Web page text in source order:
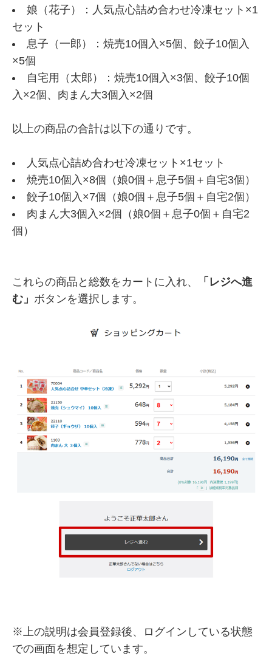
娘（花子）：人気点心詰め合わせ冷凍セット×1
セット
息子（一郎）：焼売10個入×5個、餃子10個入
×5個
自宅用（太郎）：焼売10個入×3個、餃子10個
入×2個、肉まん大3個入×2個
以上の商品の合計は以下の通りです。
人気点心詰め合わせ冷凍セット×1セット
焼売10個入×8個（娘0個＋息子5個＋自宅3個）
餃子10個入×7個（娘0個＋息子5個＋自宅2個）
肉まん大3個入×2個（娘0個＋息子0個＋自宅2
個）
これらの商品と総数をカートに入れ、
「レジへ進
む」 ボタンを選択します。
※上の説明は会員登録後、ログインしている状態
での画面を想定しています。